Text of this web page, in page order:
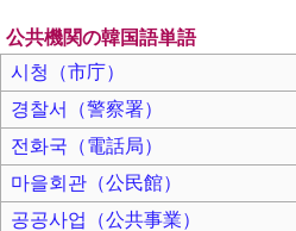
公共機関の韓国語単語
시청（市庁）
경찰서（警察署）
전화국（電話局）
마을회관（公民館）
공공사업（公共事業）